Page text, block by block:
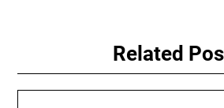
Related